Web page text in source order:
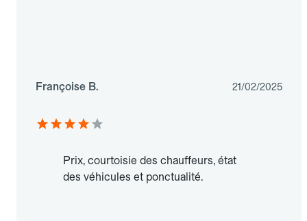
Françoise B. 21/02/2025
Prix, courtoisie des chauffeurs, état
des véhicules et ponctualité.